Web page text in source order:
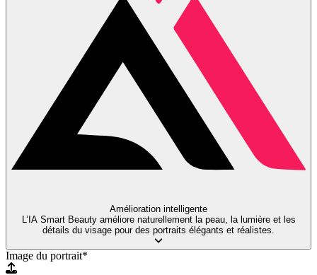
Amélioration intelligente
L’IA Smart Beauty améliore naturellement la peau, la lumière et les
détails du visage pour des portraits élégants et réalistes.
Image du portrait*